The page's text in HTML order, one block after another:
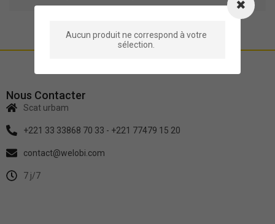
Nous Contacter
Scat urbam
+221 33 33868 70 33 - +221 77479 15 20
contact@welobi.com
7 j/7
Aucun produit ne correspond à votre
sélection.